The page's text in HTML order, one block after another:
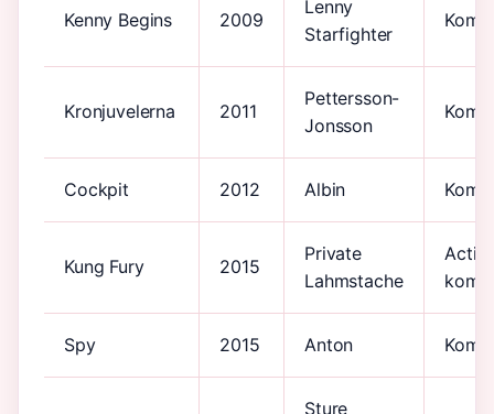
Kenny Begins 2009
Lenny
Starfighter
Kronjuvelerna 2011
Pettersson-
Jonsson
Cockpit 2012 Albin
Kung Fury 2015
Private
Lahmstache
Spy 2015 Anton
Sture